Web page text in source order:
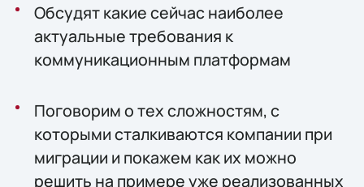
Обсудят какие сейчас наиболее
актуальные требования к
коммуникационным платформам
Поговорим о тех сложностям, с
которыми сталкиваются компании при
миграции и покажем как их можно
решить на примере уже реализованных